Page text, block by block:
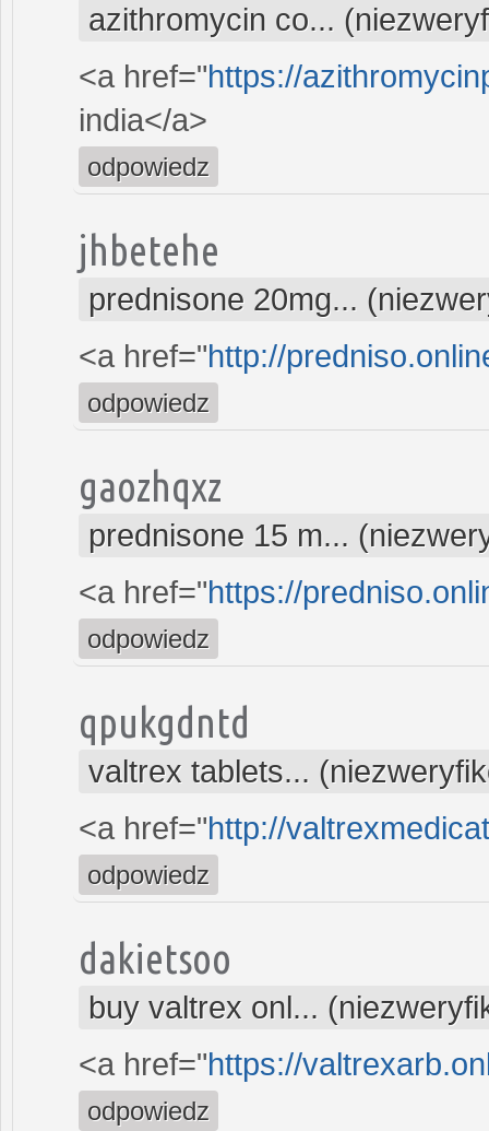
azithromycin co...
<a href="https://
india</a>
odpowiedz
jhbetehe
prednisone 20mg...
<a href="http://
odpowiedz
gaozhqxz
prednisone 15 m...
<a href="https://
odpowiedz
qpukgdntd
valtrex tablets...
<a href="http://
odpowiedz
dakietsoo
buy valtrex onl...
<a href="https://
odpowiedz